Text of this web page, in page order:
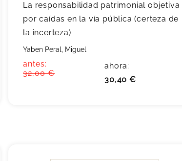
La responsabilidad patrimonial objetiva
por caídas en la vía pública (certeza de
la incerteza)
Yaben Peral, Miguel
antes:
32,00 €
ahora:
30,40 €